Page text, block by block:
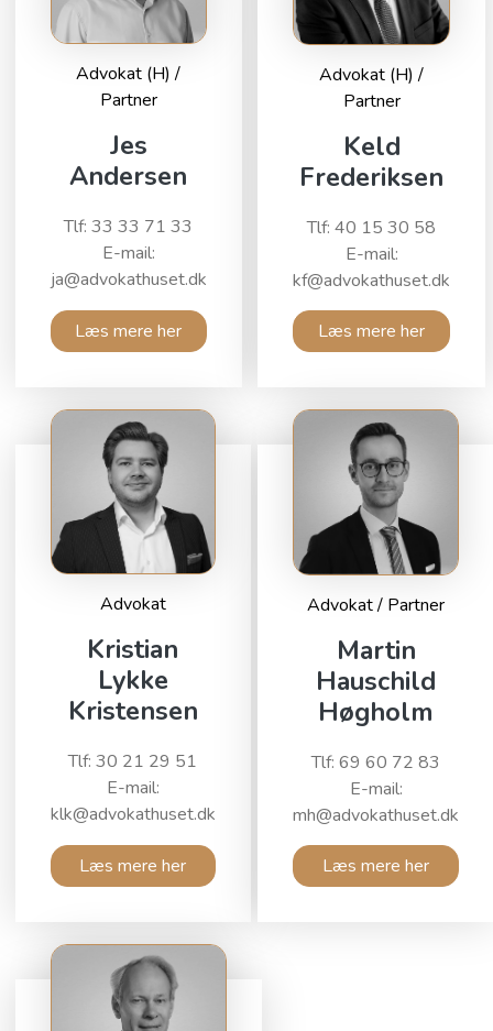
Advokat (H) /
Partner
Jes
Andersen
Tlf: 33 33 71 33
E-mail:
ja@advokathuset.dk
Læs mere her
Advokat (H) /
Partner
Keld
Frederiksen
Tlf: 40 15 30 58
E-mail:
kf@advokathuset.dk
Læs mere her
Advokat
Kristian
Lykke
Kristensen
Tlf: 30 21 29 51
E-mail:
klk@advokathuset.dk
Læs mere her
Advokat / Partner
Martin
Hauschild
Høgholm
Tlf: 69 60 72 83
E-mail:
mh@advokathuset.dk
Læs mere her